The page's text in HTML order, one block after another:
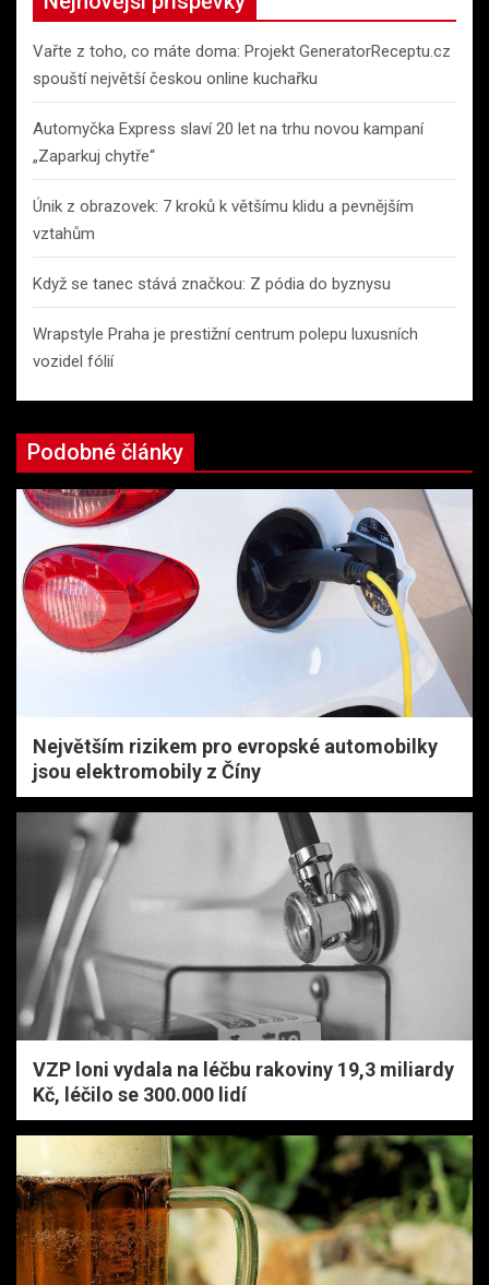
h
Vařte z toho, co máte doma: Projekt GeneratorReceptu.cz
spouští největší českou online kuchařku
Automyčka Express slaví 20 let na trhu novou kampaní
„Zaparkuj chytře“
Únik z obrazovek: 7 kroků k většímu klidu a pevnějším
vztahům
Když se tanec stává značkou: Z pódia do byznysu
Wrapstyle Praha je prestižní centrum polepu luxusních
vozidel fólií
Podobné články
Největším rizikem pro evropské automobilky
jsou elektromobily z Číny
VZP loni vydala na léčbu rakoviny 19,3 miliardy
Kč, léčilo se 300.000 lidí